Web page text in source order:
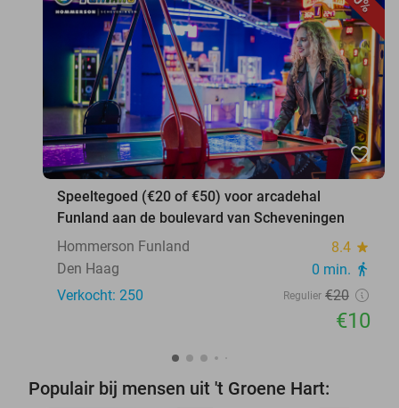
favorite_border
Speeltegoed (€20 of €50) voor arcadehal
Funland aan de boulevard van Scheveningen
Hommerson Funland
8.4 star
Den Haag 0 min. directions_walk
Verkocht: 250 Regulier €20
€10
Populair bij mensen uit 't Groene Hart: